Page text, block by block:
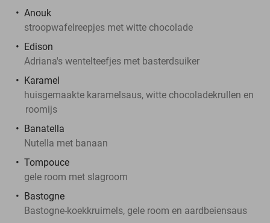
Anouk
stroopwafelreepjes met witte chocolade
Edison
Adriana's wentelteefjes met basterdsuiker
Karamel
huisgemaakte karamelsaus, witte chocoladekrullen en
roomijs
Banatella
Nutella met banaan
Tompouce
gele room met slagroom
Bastogne
Bastogne-koekkruimels, gele room en aardbeiensaus